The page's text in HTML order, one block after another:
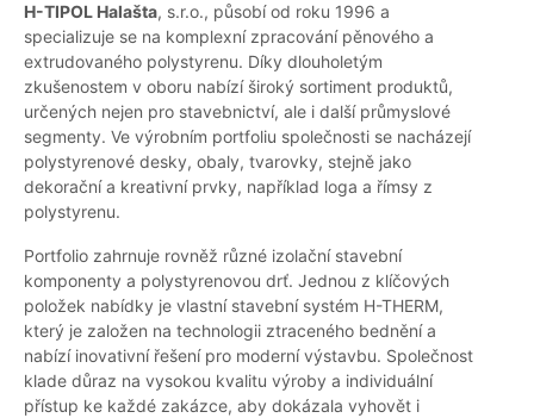
H-TIPOL Halašta, s.r.o., působí od roku 1996 a
specializuje se na komplexní zpracování pěnového a
extrudovaného polystyrenu. Díky dlouholetým
zkušenostem v oboru nabízí široký sortiment produktů,
určených nejen pro stavebnictví, ale i další průmyslové
segmenty. Ve výrobním portfoliu společnosti se nacházejí
polystyrenové desky, obaly, tvarovky, stejně jako
dekorační a kreativní prvky, například loga a římsy z
polystyrenu.
Portfolio zahrnuje rovněž různé izolační stavební
komponenty a polystyrenovou drť. Jednou z klíčových
položek nabídky je vlastní stavební systém H-THERM,
který je založen na technologii ztraceného bednění a
nabízí inovativní řešení pro moderní výstavbu. Společnost
klade důraz na vysokou kvalitu výroby a individuální
přístup ke každé zakázce, aby dokázala vyhovět i